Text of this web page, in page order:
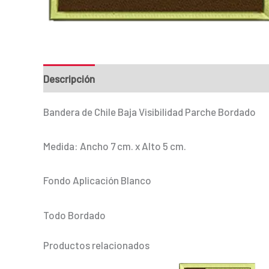
Descripción
Bandera de Chile Baja Visibilidad Parche Bordado
Medida: Ancho 7 cm. x Alto 5 cm.
Fondo Aplicación Blanco
Todo Bordado
Productos relacionados